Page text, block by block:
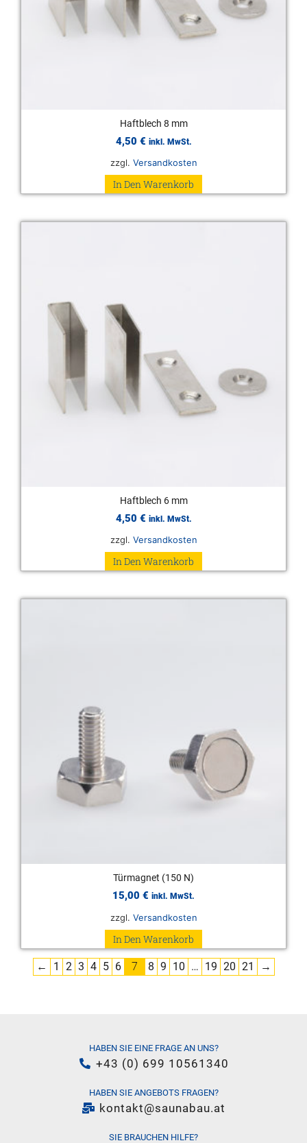
Haftblech 8 mm
4,50 € inkl. MwSt.
zzgl. Versandkosten
In Den Warenkorb
Haftblech 6 mm
4,50 € inkl. MwSt.
zzgl. Versandkosten
In Den Warenkorb
Türmagnet (150 N)
15,00 € inkl. MwSt.
zzgl. Versandkosten
In Den Warenkorb
← 1 2 3 4 5 6 7 8 9 10 … 19 20 21 →
HABEN SIE EINE FRAGE AN UNS?
+43 (0) 699 10561340
HABEN SIE ANGEBOTS FRAGEN?
kontakt@saunabau.at
SIE BRAUCHEN HILFE?